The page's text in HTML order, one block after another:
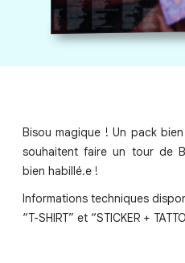
Bisou magique ! Un pack
souhaitent faire un tour de
bien habillé.e !
Informations techniques
“T-SHIRT” et “STICKER +